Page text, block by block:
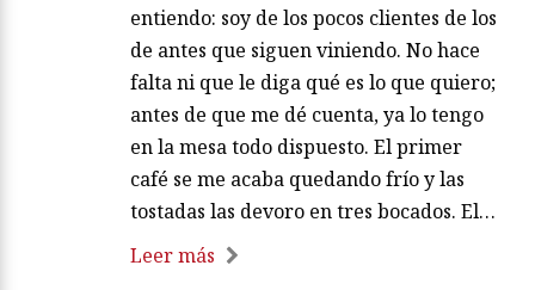
entiendo: soy de los pocos clientes de los
de antes que siguen viniendo. No hace
falta ni que le diga qué es lo que quiero;
antes de que me dé cuenta, ya lo tengo
en la mesa todo dispuesto. El primer
café se me acaba quedando frío y las
tostadas las devoro en tres bocados. El…
Leer más